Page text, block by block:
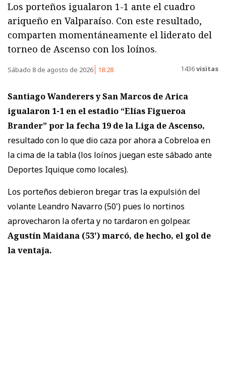
Los porteños igualaron 1-1 ante el cuadro
ariqueño en Valparaíso. Con este resultado,
comparten momentáneamente el liderato del
torneo de Ascenso con los loínos.
Sábado 8 de agosto de 2026 18:28 1436visitas
Santiago Wanderers y San Marcos de Arica
igualaron 1-1 en el estadio “Elías Figueroa
Brander” por la fecha 19 de la Liga de Ascenso,
resultado con lo que dio caza por ahora a Cobreloa en
la cima de la tabla (los loínos juegan este sábado ante
Deportes Iquique como locales).
Los porteños debieron bregar tras la expulsión del
volante Leandro Navarro (50') pues lo nortinos
aprovecharon la oferta y no tardaron en golpear.
Agustín Maidana (53') marcó, de hecho, el gol de
la ventaja.